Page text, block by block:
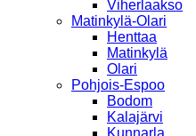
Viherlaakso
Matinkylä-Olari
Henttaa
Matinkylä
Olari
Pohjois-Espoo
Bodom
Kalajärvi
Kunnarla